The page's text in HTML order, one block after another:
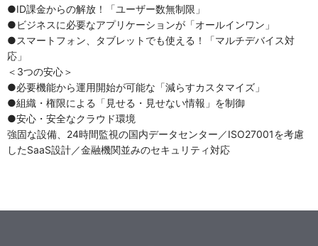
●ID課金からの解放！「ユーザー数無制限」
●ビジネスに必要なアプリケーションが「オールインワン」
●スマートフォン、タブレットでも使える！「マルチデバイス対
応」
＜3つの安心＞
●必要機能から運用開始が可能な「減らすカスタマイズ」
●組織・権限による「見せる・見せない情報」を制御
●安心・安全なクラウド環境
強固な設備、24時間監視の国内データセンター／ISO27001を考慮
したSaaS設計／金融機関並みのセキュリティ対応